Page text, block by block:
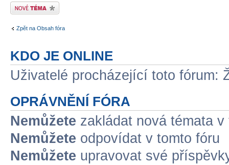
Odeslat nové téma
Zpět na Obsah fóra
KDO JE ONLINE
Uživatelé procházející toto fórum:
OPRÁVNĚNÍ FÓRA
Nemůžete zakládat nová témata v
Nemůžete odpovídat v tomto fóru
Nemůžete upravovat své